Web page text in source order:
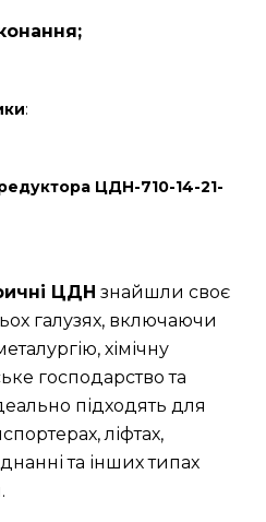
:
ЦДН-710-14-21-
ЦДН знайшли своє
галузях, включаючи
хімічну
господарство та
підходять для
ліфтах,
та інших типах